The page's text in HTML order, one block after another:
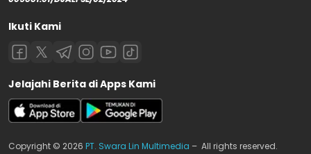
Ikuti Kami
Jelajahi Berita di Apps Kami
Copyright © 2026 PT. Swara Lin Multimedia – All rights reserved.